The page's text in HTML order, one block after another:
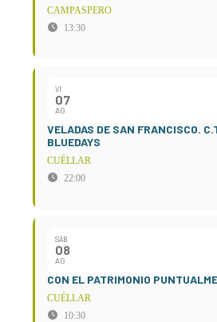
CAMPASPERO
13:30
VI
07
AG
VELADAS DE SAN FRANCISCO.
BLUEDAYS
CUÉLLAR
22:00
SÁB
08
AG
CON EL PATRIMONIO
CUÉLLAR
10:30